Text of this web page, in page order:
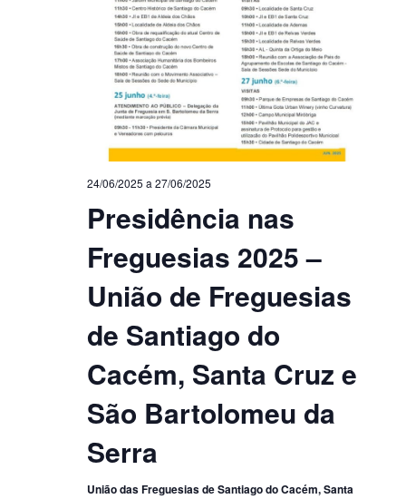
Presidência nas
Freguesias 2025 –
União de Freguesias
de Santiago do
Cacém, Santa Cruz e
São Bartolomeu da
Serra
24/06/2025 a 27/06/2025
União das Freguesias de Santiago do Cacém, Santa